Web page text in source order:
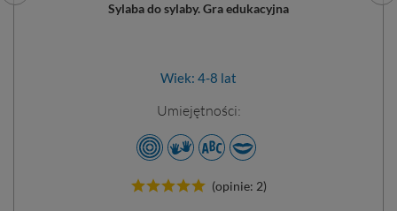
Sylaba do sylaby. Gra edukacyjna
Wiek: 4-8 lat
Umiejętności:
(opinie: 2)